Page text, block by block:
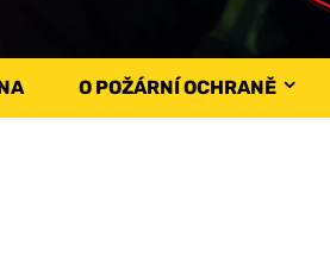
O POŽÁRNÍ OCHRANĚ